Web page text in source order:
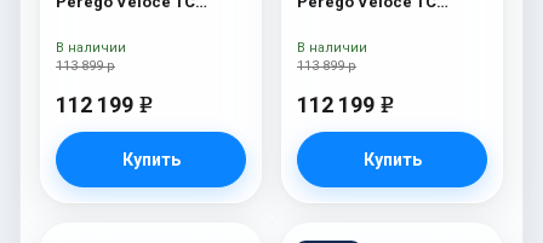
New
113 899 р
112 199 e
Купить
В наличии
113 899 р
112 199 e
Купить
В наличии